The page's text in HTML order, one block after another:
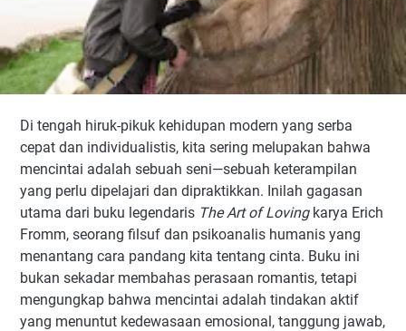
Di tengah hiruk-pikuk kehidupan modern yang serba
cepat dan individualistis, kita sering melupakan bahwa
mencintai adalah sebuah seni—sebuah keterampilan
yang perlu dipelajari dan dipraktikkan. Inilah gagasan
utama dari buku legendaris The Art of Lovingkarya Erich
Fromm, seorang filsuf dan psikoanalis humanis yang
menantang cara pandang kita tentang cinta. Buku ini
bukan sekadar membahas perasaan romantis, tetapi
mengungkap bahwa mencintai adalah tindakan aktif
yang menuntut kedewasaan emosional, tanggung jawab,